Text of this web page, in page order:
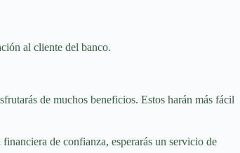
al cliente del banco.
de muchos beneficios. Estos harán más fácil
de confianza, esperarás un servicio de